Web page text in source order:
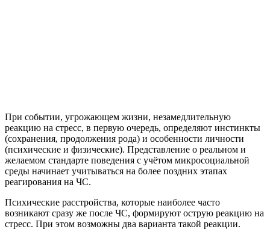
При событии, угрожающем жизни, незамедлительную
реакцию на стресс, в первую очередь, определяют инстинкты
(сохранения, продолжения рода) и особенности личности
(психические и физические). Представление о реальном и
желаемом стандарте поведения с учётом микросоциальной
среды начинает учитываться на более поздних этапах
реагирования на ЧС.
Психические расстройства, которые наиболее часто
возникают сразу же после ЧС, формируют острую реакцию на
стресс. При этом возможны два варианта такой реакции.